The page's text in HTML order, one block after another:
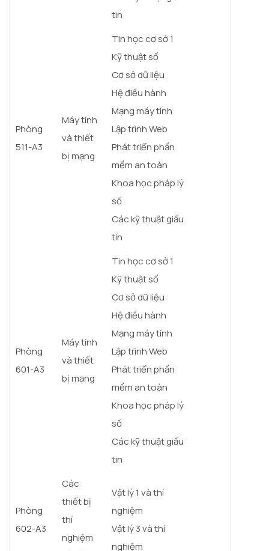
tin
Phòng
511-A3
Máy tính
và thiết
bị mạng
Tin học cơ sở 1
Kỹ thuật số
Cơ sở dữ liệu
Hệ điều hành
Mạng máy tính
Lập trình Web
Phát triển phần
mềm an toàn
Khoa học pháp lý
số
Các kỹ thuật giấu
tin
Phòng
601-A3
Máy tính
và thiết
bị mạng
Tin học cơ sở 1
Kỹ thuật số
Cơ sở dữ liệu
Hệ điều hành
Mạng máy tính
Lập trình Web
Phát triển phần
mềm an toàn
Khoa học pháp lý
số
Các kỹ thuật giấu
tin
Phòng
602-A3
Các
thiết bị
thí
nghiệm
Vật lý 1 và thí
nghiệm
Vật lý 3 và thí
nghiệm